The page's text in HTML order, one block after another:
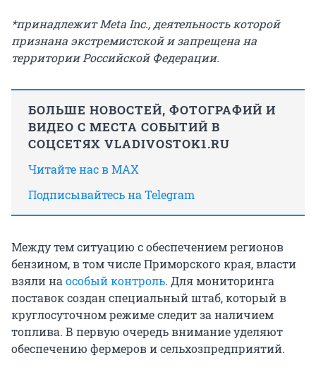
*принадлежит Meta Inc., деятельность которой
признана экстремистской и запрещена на
территории Российской Федерации.
БОЛЬШЕ НОВОСТЕЙ, ФОТОГРАФИЙ И
ВИДЕО С МЕСТА СОБЫТИЙ В
СОЦСЕТЯХ VLADIVOSTOK1.RU
Читайте нас в MAX
Подписывайтесь на Telegram
Между тем ситуацию с обеспечением регионов
бензином, в том числе Приморского края, власти
взяли на особый контроль. Для мониторинга
поставок создан специальный штаб, который в
круглосуточном режиме следит за наличием
топлива. В первую очередь внимание уделяют
обеспечению фермеров и сельхозпредприятий.